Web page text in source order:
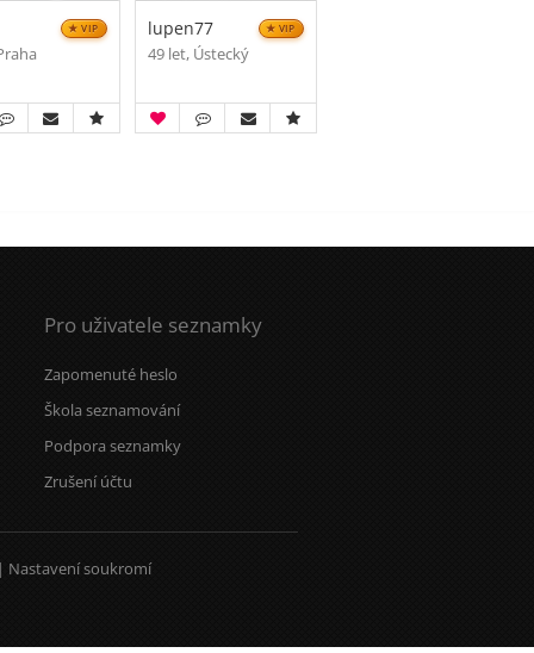
VIP lupen77 VIP
49 let, Ústecký
Pro uživatele seznamky
Zapomenuté heslo
Škola seznamování
Podpora seznamky
Zrušení účtu
| Nastavení soukromí